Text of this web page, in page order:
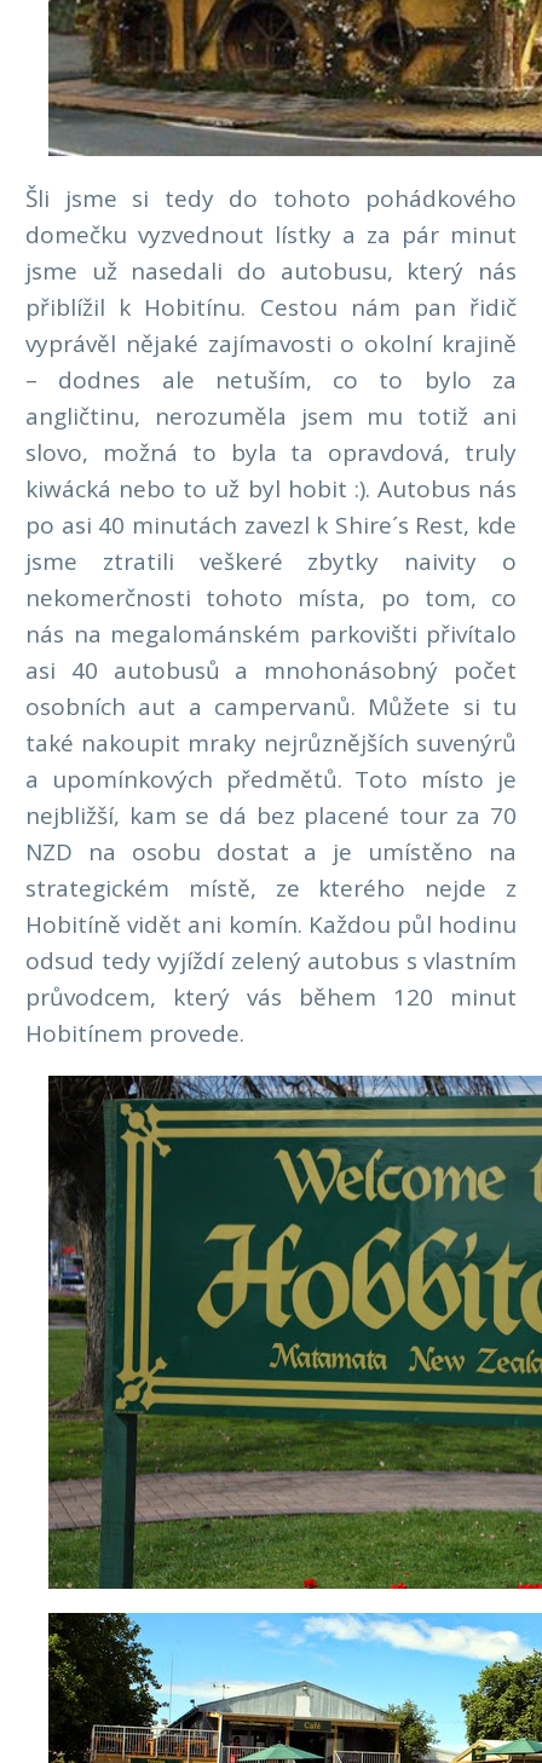
Šli jsme si tedy do tohoto pohádkového
domečku vyzvednout lístky a za pár minut
jsme už nasedali do autobusu, který nás
přiblížil k Hobitínu. Cestou nám pan řidič
vyprávěl nějaké zajímavosti o okolní krajině
– dodnes ale netuším, co to bylo za
angličtinu, nerozuměla jsem mu totiž ani
slovo, možná to byla ta opravdová, truly
kiwácká nebo to už byl hobit :). Autobus nás
po asi 40 minutách zavezl k Shire´s Rest, kde
jsme ztratili veškeré zbytky naivity o
nekomerčnosti tohoto místa, po tom, co
nás na megalománském parkovišti přivítalo
asi 40 autobusů a mnohonásobný počet
osobních aut a campervanů. Můžete si tu
také nakoupit mraky nejrůznějších suvenýrů
a upomínkových předmětů. Toto místo je
nejbližší, kam se dá bez placené tour za 70
NZD na osobu dostat a je umístěno na
strategickém místě, ze kterého nejde z
Hobitíně vidět ani komín. Každou půl hodinu
odsud tedy vyjíždí zelený autobus s vlastním
průvodcem, který vás během 120 minut
Hobitínem provede.